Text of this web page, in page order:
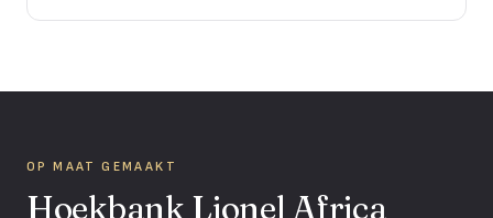
OP MAAT GEMAAKT
Hoekbank Lionel Africa